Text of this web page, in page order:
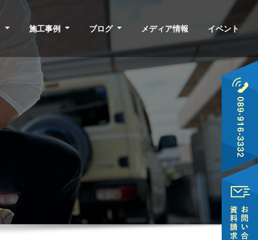
施工事例 ブログ メディア情報 イベント